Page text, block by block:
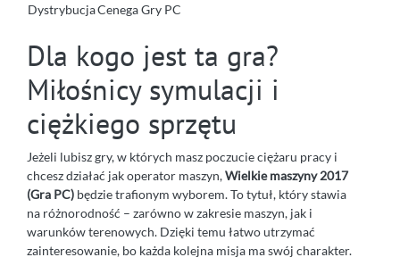
DystrybucjaCenega Gry PC
Dla kogo jest ta gra?
Miłośnicy symulacji i
ciężkiego sprzętu
Jeżeli lubisz gry, w których masz poczucie ciężaru pracy i
chcesz działać jak operator maszyn,Wielkie maszyny 2017
(Gra PC) będzie trafionym wyborem. To tytuł, który stawia
na różnorodność – zarówno w zakresie maszyn, jak i
warunków terenowych. Dzięki temu łatwo utrzymać
zainteresowanie, bo każda kolejna misja ma swój charakter.